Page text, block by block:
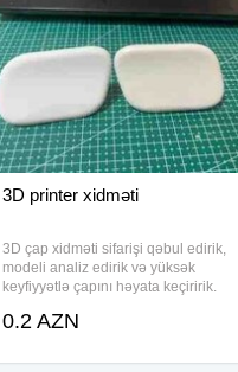
3D printer xidməti
3D çap xidməti sifarişi qəbul edirik,
modeli analiz edirik və yüksək
keyfiyyətlə çapını həyata keçiririk.
materiallarla həm texniki, həm də
və
0.2 AZN